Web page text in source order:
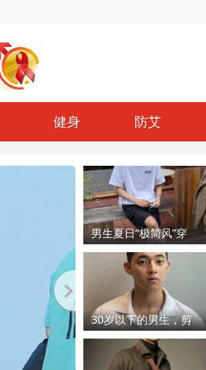
健身 防艾
男生夏日“极简风”穿
搭，完美诠释越简单越
30岁以下的男生，剪
这6款发型超好看，阳
光又帅气